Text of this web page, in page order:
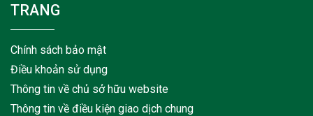
TRANG
Chính sách bảo mật
Điều khoản sử dụng
Thông tin về chủ sở hữu website
Thông tin về điều kiện giao dịch chung